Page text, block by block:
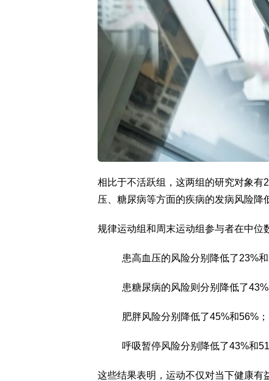
相比于不活跃组，这两组的研究对象有
压、糖尿病等方面的疾病的发病风险降
规律运动组和周末运动组参与者在中位
患高血压的风险分别降低了23%和
患糖尿病的风险则分别降低了43%
肥胖风险分别降低了45%和56%；
呼吸暂停风险分别降低了43%和
这些结果表明，运动不仅对当下健康有